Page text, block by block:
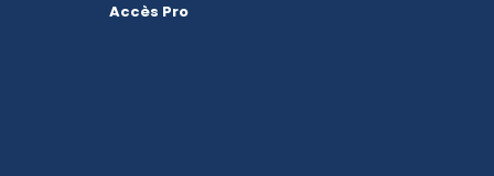
Accès Pro